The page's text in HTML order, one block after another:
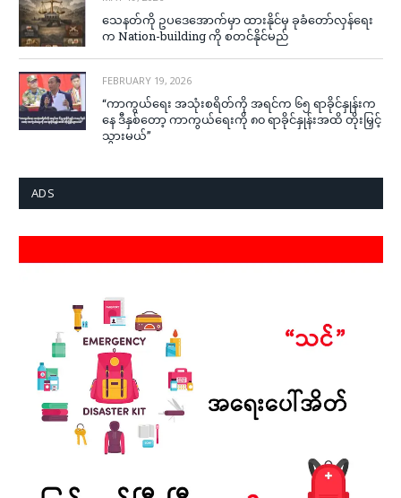
သေနတ်ကို ဥပဒေအောက်မှာ ထားနိုင်မှ ခုခံတော်လှန်ရေး
က Nation-building ကို စတင်နိုင်မည်
FEBRUARY 19, 2026
“ကာကွယ်ရေး အသုံးစရိတ်ကို အရင်က ၆၅ ရာခိုင်နှုန်းက
နေ ဒီနှစ်တော့ ကာကွယ်ရေးကို ၈၀ ရာခိုင်နှုန်းအထိ တိုးမြှင့်
သွားမယ်”
ADS